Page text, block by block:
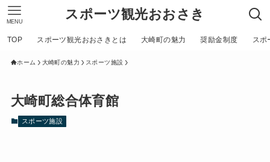
スポーツ観光おおさき
MENU
TOP スポーツ観光おおさきとは 大崎町の魅力 奨励金制度 スポ
ホーム 大崎町の魅力 スポーツ施設
大崎町総合体育館
スポーツ施設